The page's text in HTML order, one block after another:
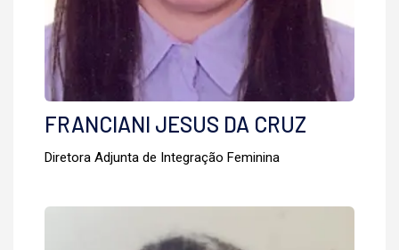
FRANCIANI JESUS DA CRUZ
Diretora Adjunta de Integração Feminina